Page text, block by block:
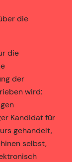
die
die
der
wird:
Kandidat für
gehandelt,
selbst,